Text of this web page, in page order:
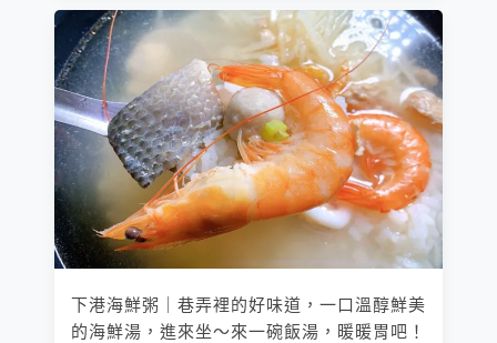
下港海鮮粥｜巷弄裡的好味道，一口溫醇鮮美
的海鮮湯，進來坐～來一碗飯湯，暖暖胃吧！